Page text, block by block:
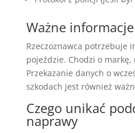
Ważne
Rzeczoznawca potrzebuje
pojeździe. Chodzi o
Przekazanie danych o
szkodach jest również
Czego unikać
naprawy